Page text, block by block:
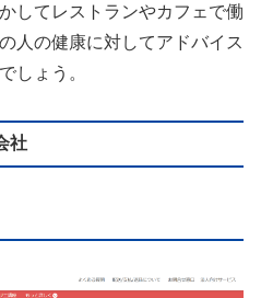
してレストランやカフェで働
人の健康に対してアドバイス
しょう。
社